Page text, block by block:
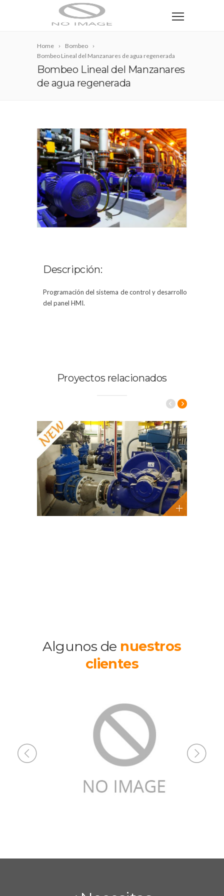
Home
Bombeo
Bombeo Lineal del Manzanares de agua regenerada
Bombeo Lineal del Manzanares
de agua regenerada
Descripción:
Programación del sistema de control y desarrollo
del panel HMI.
Proyectos relacionados
Algunos de nuestros
clientes